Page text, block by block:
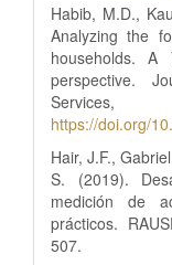
Habib, M.D.,
Analyzing the
households. A
perspective.
https://doi.org/
Hair, J.F.,
S. (2019).
medición de
prácticos.
507.